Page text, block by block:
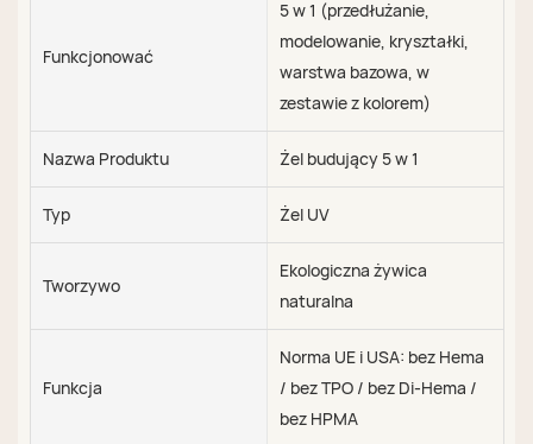
Funkcjonować
5 w 1 (przedłużanie,
modelowanie, kryształki,
warstwa bazowa, w
zestawie z kolorem)
Nazwa Produktu Żel budujący 5 w 1
Typ Żel UV
Tworzywo
Ekologiczna żywica
naturalna
Funkcja
Norma UE i USA: bez Hema
/ bez TPO / bez Di-Hema /
bez HPMA